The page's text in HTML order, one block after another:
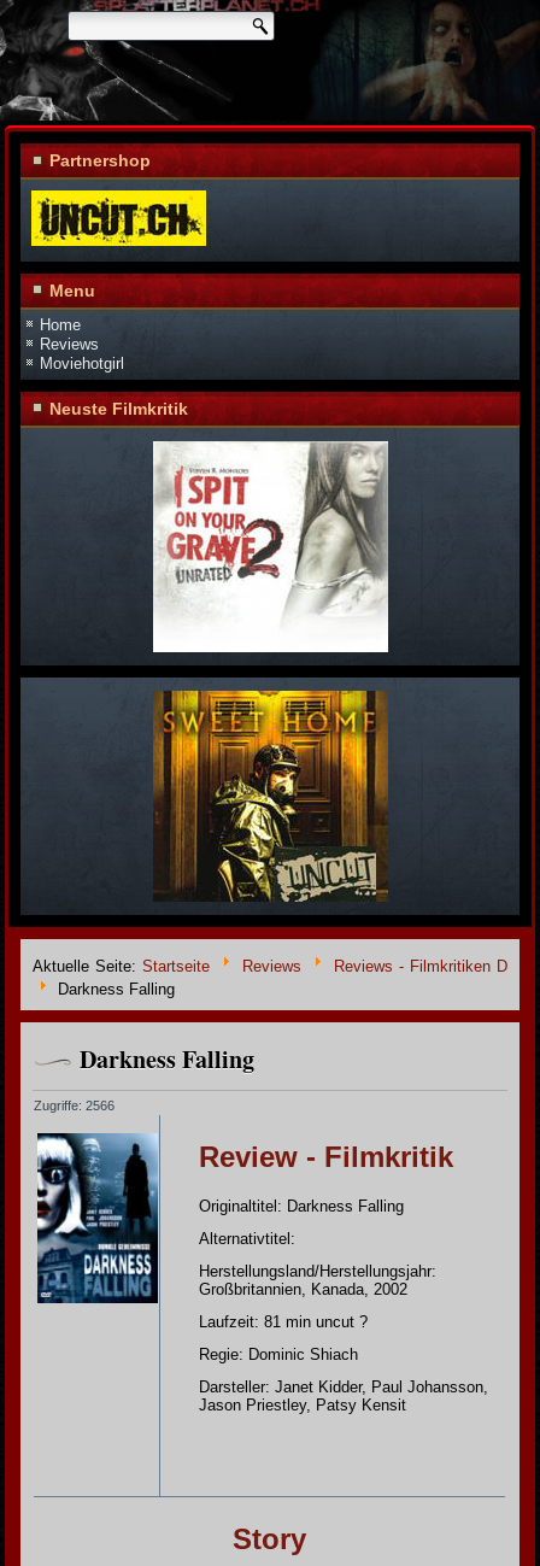
Partnershop
Menu
Home
Reviews
Moviehotgirl
Neuste Filmkritik
Aktuelle Seite:Startseite Reviews
Reviews - Filmkritiken D
Darkness Falling
Darkness Falling
Zugriffe: 2566
Review - Filmkritik
Originaltitel: Darkness Falling
Alternativtitel:
Herstellungsland/Herstellungsjahr:
Großbritannien, Kanada, 2002
Laufzeit: 81 min uncut ?
Regie: Dominic Shiach
Darsteller: Janet Kidder, Paul Johansson,
Jason Priestley, Patsy Kensit
Story